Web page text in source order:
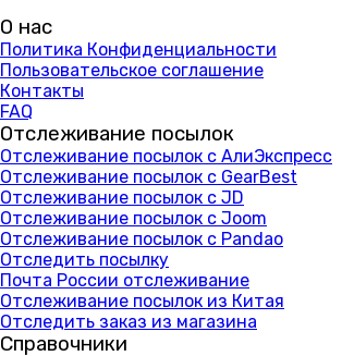
О нас
Политика Конфиденциальности
Пользовательское соглашение
Контакты
FAQ
Отслеживание посылок
Отслеживание посылок с АлиЭкспресс
Отслеживание посылок с GearBest
Отслеживание посылок с JD
Отслеживание посылок с Joom
Отслеживание посылок с Pandao
Отследить посылку
Почта России отслеживание
Отслеживание посылок из Китая
Отследить заказ из магазина
Справочники